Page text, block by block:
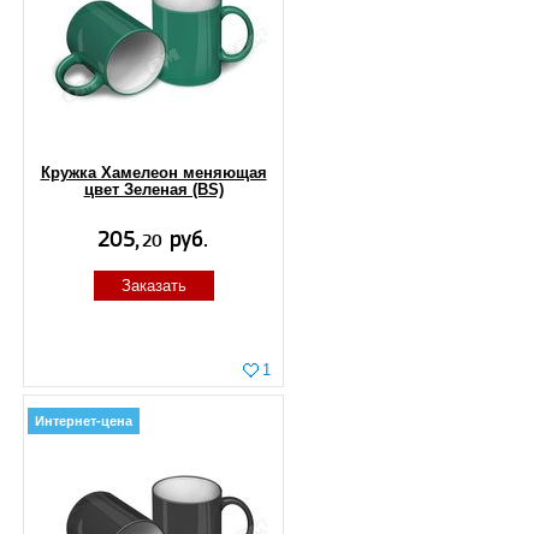
1
Кружка Хамелеон меняющая
цвет Зеленая (BS)
Заказать
Интернет-цена